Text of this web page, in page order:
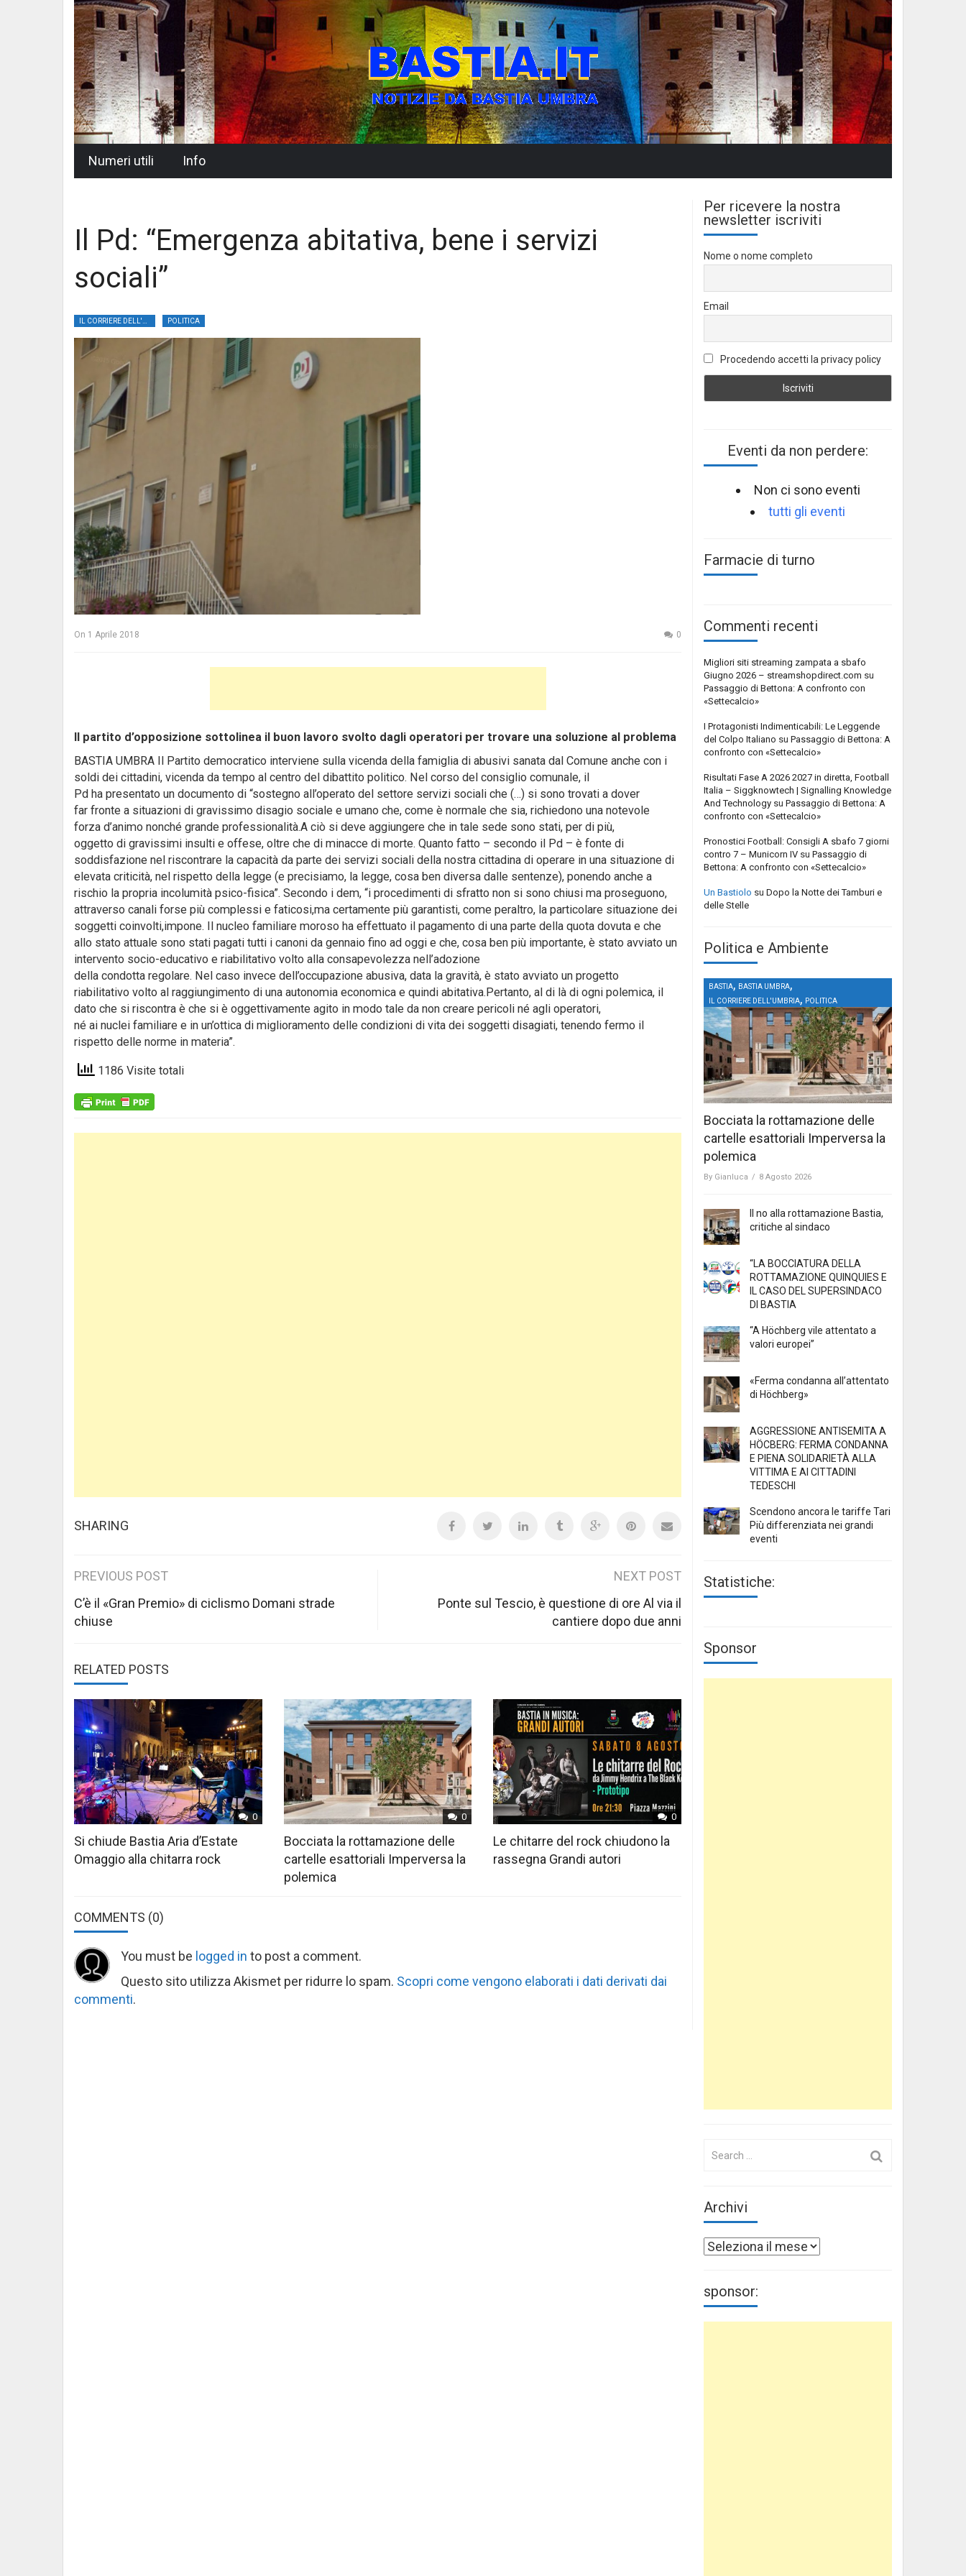
Numeri utili Info
Il Pd: “Emergenza abitativa, bene i servizi
sociali”
POLITICA
On 1 Aprile 2018 0
Il partito d’opposizione sottolinea il buon lavoro svolto dagli operatori per trovare una soluzione al problema
BASTIA UMBRA Il Partito democratico interviene sulla vicenda della famiglia di abusivi sanata dal Comune anche con i
soldi dei cittadini, vicenda da tempo al centro del dibattito politico. Nel corso del consiglio comunale, il
Pd ha presentato un documento di “sostegno all’operato del settore servizi sociali che (…) si sono trovati a dover
far fronte a situazioni di gravissimo disagio sociale e umano che, come è normale che sia, richiedono una notevole
forza d’animo nonché grande professionalità.A ciò si deve aggiungere che in tale sede sono stati, per di più,
oggetto di gravissimi insulti e offese, oltre che di minacce di morte. Quanto fatto – secondo il Pd – è fonte di
soddisfazione nel riscontrare la capacità da parte dei servizi sociali della nostra cittadina di operare in una situazione di
elevata criticità, nel rispetto della legge (e precisiamo, la legge, cosa ben diversa dalle sentenze), ponendo anche a
rischio la propria incolumità psico-fisica”. Secondo i dem, “i procedimenti di sfratto non si sono chiusi ma proseguono,
attraverso canali forse più complessi e faticosi,ma certamente più garantisti, come peraltro, la particolare situazione dei
soggetti coinvolti,impone. Il nucleo familiare moroso ha effettuato il pagamento di una parte della quota dovuta e che
allo stato attuale sono stati pagati tutti i canoni da gennaio fino ad oggi e che, cosa ben più importante, è stato avviato un
intervento socio-educativo e riabilitativo volto alla consapevolezza nell’adozione
della condotta regolare. Nel caso invece dell’occupazione abusiva, data la gravità, è stato avviato un progetto
riabilitativo volto al raggiungimento di una autonomia economica e quindi abitativa.Pertanto, al di là di ogni polemica, il
dato che si riscontra è che si è oggettivamente agito in modo tale da non creare pericoli né agli operatori,
né ai nuclei familiare e in un’ottica di miglioramento delle condizioni di vita dei soggetti disagiati, tenendo fermo il
rispetto delle norme in materia”.
1186 Visite totali
SHARING
Post
navigation
PREVIOUS POST
C’è il «Gran Premio» di ciclismo Domani strade
chiuse
NEXT POST
Ponte sul Tescio, è questione di ore Al via il
cantiere dopo due anni
RELATED POSTS
0
Si chiude Bastia Aria d’Estate
Omaggio alla chitarra rock
0
Bocciata la rottamazione delle
cartelle esattoriali Imperversa la
polemica
0
Le chitarre del rock chiudono la
rassegna Grandi autori
COMMENTS (0)
You must be logged in to post a comment.
Questo sito utilizza Akismet per ridurre lo spam. Scopri come vengono elaborati i dati derivati dai
commenti.
Per ricevere la nostra
newsletter iscriviti
Nome o nome completo
Email
Procedendo accetti la privacy policy
Eventi da non perdere:
Non ci sono eventi
tutti gli eventi
Farmacie di turno
Commenti recenti
Migliori siti streaming zampata a sbafo
Giugno 2026 – streamshopdirect.com su
Passaggio di Bettona: A confronto con
«Settecalcio»
I Protagonisti Indimenticabili: Le Leggende
del Colpo Italiano su Passaggio di Bettona: A
confronto con «Settecalcio»
Risultati Fase A 2026 2027 in diretta, Football
Italia – Siggknowtech | Signalling Knowledge
And Technology su Passaggio di Bettona: A
confronto con «Settecalcio»
Pronostici Football: Consigli A sbafo 7 giorni
contro 7 – Municorn IV su Passaggio di
Bettona: A confronto con «Settecalcio»
Un Bastiolo su Dopo la Notte dei Tamburi e
delle Stelle
Politica e Ambiente
BASTIA, BASTIA UMBRA,
IL CORRIERE DELL'UMBRIA, POLITICA
Bocciata la rottamazione delle
cartelle esattoriali Imperversa la
polemica
By Gianluca / 8 Agosto 2026
Il no alla rottamazione Bastia,
critiche al sindaco
“LA BOCCIATURA DELLA
ROTTAMAZIONE QUINQUIES E
IL CASO DEL SUPERSINDACO
DI BASTIA
“A Höchberg vile attentato a
valori europei”
«Ferma condanna all’attentato
di Höchberg»
AGGRESSIONE ANTISEMITA A
HÖCBERG: FERMA CONDANNA
E PIENA SOLIDARIETÀ ALLA
VITTIMA E AI CITTADINI
TEDESCHI
Scendono ancora le tariffe Tari
Più differenziata nei grandi
eventi
Statistiche:
Sponsor
Archivi
Archivi
sponsor: